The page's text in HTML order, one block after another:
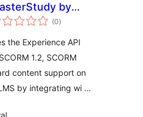
by
(0celkové
hodnotenie
)
the Experience API
1.2, SCORM
content support on
by integrating wi …